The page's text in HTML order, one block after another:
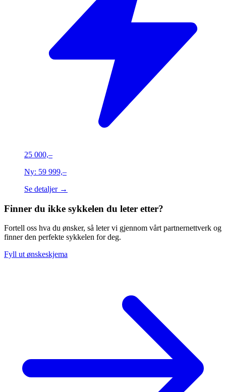
25 000,–
Ny: 59 999,–
Se detaljer →
Finner du ikke sykkelen du leter etter?
Fortell oss hva du ønsker, så leter vi gjennom vårt partnernettverk og
finner den perfekte sykkelen for deg.
Fyll ut ønskeskjema